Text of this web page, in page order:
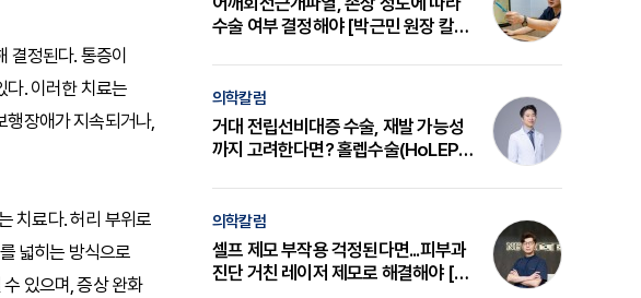
결정된다. 통증이
다. 이러한 치료는
행장애가 지속되거나,
치료다. 허리 부위로
넓히는 방식으로
있으며, 증상 완화
수술 여부 결정해야 [박근민 원장 칼
의학칼럼
거대 전립선비대증 수술, 재발 가능성
까지 고려한다면? 홀렙수술(HoLEP)
의학칼럼
셀프 제모 부작용 걱정된다면...피부과
진단 거친 레이저 제모로 해결해야 [변